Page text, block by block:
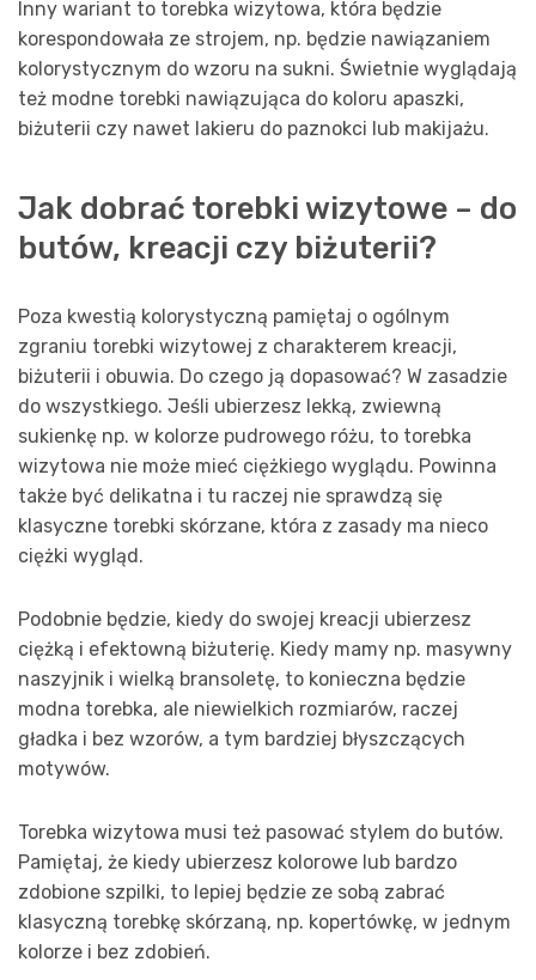
Inny wariant to torebka wizytowa, która będzie
korespondowała ze strojem, np. będzie nawiązaniem
kolorystycznym do wzoru na sukni. Świetnie wyglądają
też modne torebki nawiązująca do koloru apaszki,
biżuterii czy nawet lakieru do paznokci lub makijażu.
Jak dobrać torebki wizytowe – do
butów, kreacji czy biżuterii?
Poza kwestią kolorystyczną pamiętaj o ogólnym
zgraniu torebki wizytowej z charakterem kreacji,
biżuterii i obuwia. Do czego ją dopasować? W zasadzie
do wszystkiego. Jeśli ubierzesz lekką, zwiewną
sukienkę np. w kolorze pudrowego różu, to torebka
wizytowa nie może mieć ciężkiego wyglądu. Powinna
także być delikatna i tu raczej nie sprawdzą się
klasyczne torebki skórzane, która z zasady ma nieco
ciężki wygląd.
Podobnie będzie, kiedy do swojej kreacji ubierzesz
ciężką i efektowną biżuterię. Kiedy mamy np. masywny
naszyjnik i wielką bransoletę, to konieczna będzie
modna torebka, ale niewielkich rozmiarów, raczej
gładka i bez wzorów, a tym bardziej błyszczących
motywów.
Torebka wizytowa musi też pasować stylem do butów.
Pamiętaj, że kiedy ubierzesz kolorowe lub bardzo
zdobione szpilki, to lepiej będzie ze sobą zabrać
klasyczną torebkę skórzaną, np. kopertówkę, w jednym
kolorze i bez zdobień.